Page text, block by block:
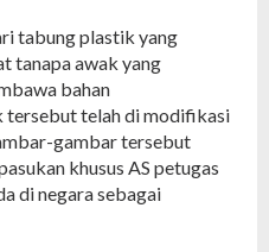
tabung plastik yang
tanapa awak yang
bahan
tersebut telah di modifikasi
gambar tersebut
khusus AS petugas
di negara sebagai